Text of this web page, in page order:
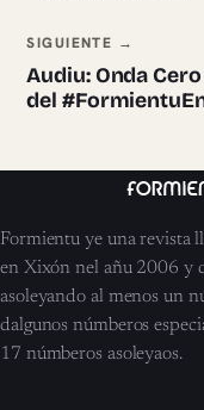
SIGUIENTE →
Audiu: Onda
del
Formientu ye una revista
en Xixón nel añu 2006 y
asoleyando al menos un
dalgunos númberos
17 númberos asoleyaos.